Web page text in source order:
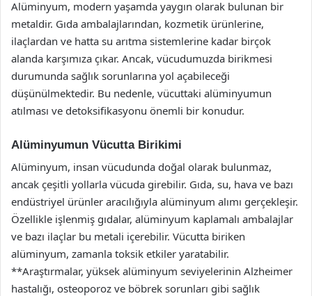
Alüminyum, modern yaşamda yaygın olarak bulunan bir
metaldir. Gıda ambalajlarından, kozmetik ürünlerine,
ilaçlardan ve hatta su arıtma sistemlerine kadar birçok
alanda karşımıza çıkar. Ancak, vücudumuzda birikmesi
durumunda sağlık sorunlarına yol açabileceği
düşünülmektedir. Bu nedenle, vücuttaki alüminyumun
atılması ve detoksifikasyonu önemli bir konudur.
Alüminyumun Vücutta Birikimi
Alüminyum, insan vücudunda doğal olarak bulunmaz,
ancak çeşitli yollarla vücuda girebilir. Gıda, su, hava ve bazı
endüstriyel ürünler aracılığıyla alüminyum alımı gerçekleşir.
Özellikle işlenmiş gıdalar, alüminyum kaplamalı ambalajlar
ve bazı ilaçlar bu metali içerebilir. Vücutta biriken
alüminyum, zamanla toksik etkiler yaratabilir.
**Araştırmalar, yüksek alüminyum seviyelerinin Alzheimer
hastalığı, osteoporoz ve böbrek sorunları gibi sağlık